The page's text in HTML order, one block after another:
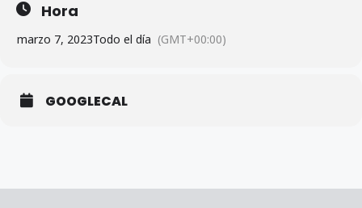
Hora
marzo 7, 2023Todo el día (GMT+00:00)
GOOGLECAL